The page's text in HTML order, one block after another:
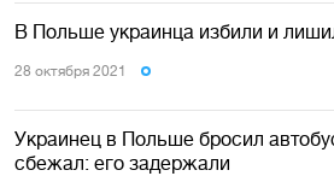
В Польше украинца избили и
28 октября 2021
Украинец в Польше бросил
сбежал: его задержали